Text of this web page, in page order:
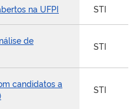
na UFPI STI
de
STI
candidatos a
STI